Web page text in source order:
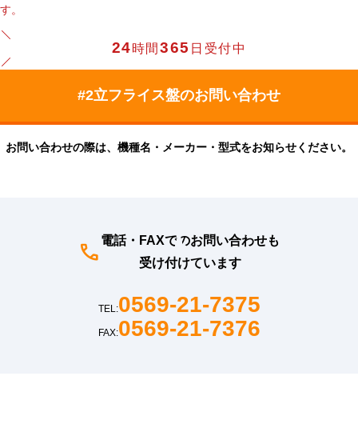
す。
24時間365 日受付中
お問い合わせの際は、機種名・メーカー・型式をお知らせください。
電話・FAXでのお問い合わせも
受け付けています
TEL:0569-21-7375
FAX:0569-21-7376